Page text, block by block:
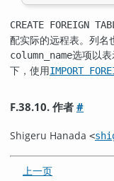
CREATE FOREIGN
配实际的远程表。列名
column_name选项以
下，使用IMPORT
F.38.10. 作者#
Shigeru Hanada <
上一页